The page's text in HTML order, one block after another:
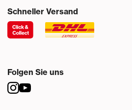
Schneller Versand
Folgen Sie uns